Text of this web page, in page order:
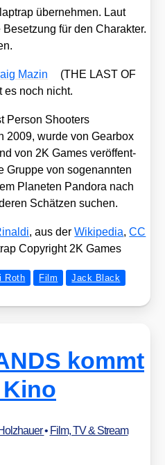
über­neh­men. Laut
für den Cha­rak­ter.
Mazin
(THE LAST OF
es noch nicht.
Per­son Shoo­ters
2009, wur­de von Gear­box
von 2K Games ver­öf­fent­
Grup­pe von soge­nann­ten
Pla­ne­ten Pan­do­ra nach
Schät­zen suchen.
, aus derWiki­pe­dia,CC
Copy­right 2K Games
Roth Film
Jack Black
kommt
• Film, TV & Stream